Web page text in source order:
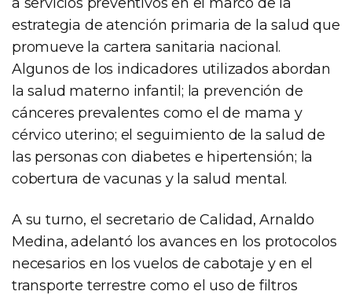
a servicios preventivos en el marco de la
estrategia de atención primaria de la salud que
promueve la cartera sanitaria nacional.
Algunos de los indicadores utilizados abordan
la salud materno infantil; la prevención de
cánceres prevalentes como el de mama y
cérvico uterino; el seguimiento de la salud de
las personas con diabetes e hipertensión; la
cobertura de vacunas y la salud mental.
A su turno, el secretario de Calidad, Arnaldo
Medina, adelantó los avances en los protocolos
necesarios en los vuelos de cabotaje y en el
transporte terrestre como el uso de filtros